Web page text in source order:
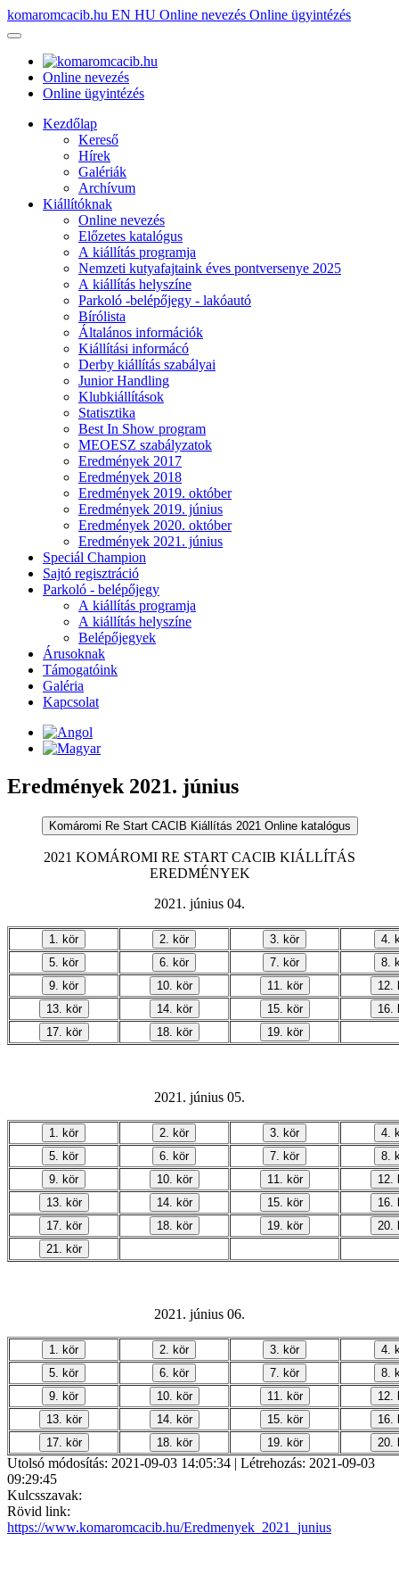
komaromcacib.hu EN HU Online nevezés Online ügyintézés
Online nevezés
Online ügyintézés
Kezdőlap
Kereső
Hírek
Galériák
Archívum
Kiállítóknak
Online nevezés
Előzetes katalógus
A kiállítás programja
Nemzeti kutyafajtaink éves pontversenye 2025
A kiállítás helyszíne
Parkoló -belépőjegy - lakóautó
Bírólista
Általános információk
Kiállítási informácó
Derby kiállítás szabályai
Junior Handling
Klubkiállítások
Statisztika
Best In Show program
MEOESZ szabályzatok
Eredmények 2017
Eredmények 2018
Eredmények 2019. október
Eredmények 2019. június
Eredmények 2020. október
Eredmények 2021. június
Speciál Champion
Sajtó regisztráció
Parkoló - belépőjegy
A kiállítás programja
A kiállítás helyszíne
Belépőjegyek
Árusoknak
Támogatóink
Galéria
Kapcsolat
Eredmények 2021. június
2021 KOMÁROMI RE START CACIB KIÁLLÍTÁS
EREDMÉNYEK
2021. június 04.
2021. június 05.
2021. június 06.
Utolsó módosítás: 2021-09-03 14:05:34 | Létrehozás: 2021-09-03
09:29:45
Kulcsszavak:
Rövid link:
https://www.komaromcacib.hu/Eredmenyek_2021_junius